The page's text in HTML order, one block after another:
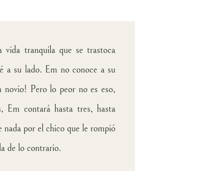
vida tranquila que se trastoca
a su lado. Em no conoce a su
novio! Pero lo peor no es eso,
Em contará hasta tres, hasta
nada por el chico que le rompió
de lo contrario.